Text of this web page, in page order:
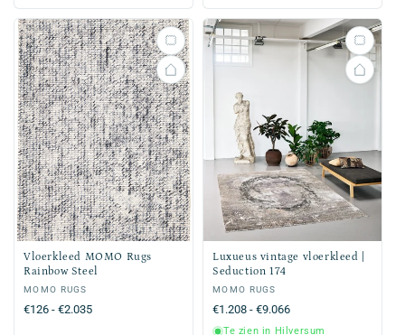
prijs
Vloerkleed MOMO Rugs
Rainbow Steel
Verkoper:
MOMO RUGS
Normale
€126 - €2.035
Luxueus vintage vloerkleed |
Seduction 174
Verkoper:
MOMO RUGS
Normale
prijs
€1.208 - €9.066
Te zien in Hilversum